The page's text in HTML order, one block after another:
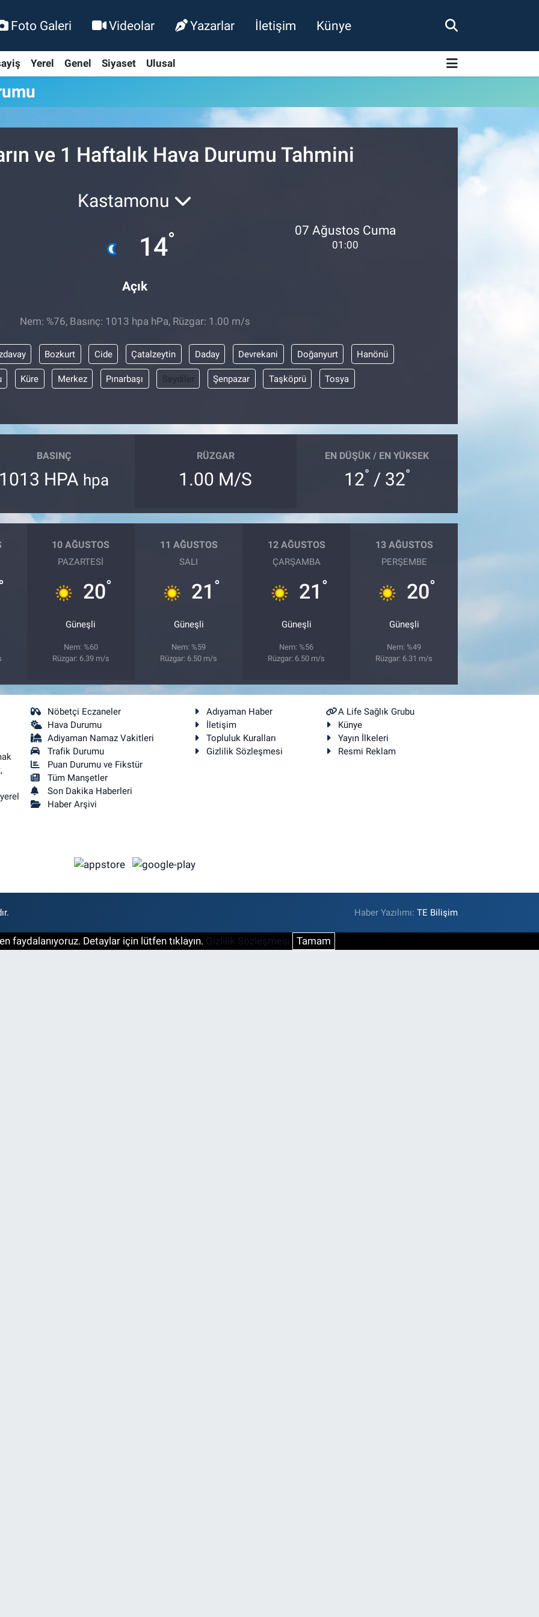
Foto Galeri Videolar Yazarlar İletişim Künye
Yerel Genel Siyaset Ulusal
ve 1 Haftalık Hava Durumu Tahmini
Kastamonu
14°
Açık
07 Ağustos Cuma
01:00
Nem: %76, Basınç: 1013 hpa hPa, Rüzgar: 1.00 m/s
Bozkurt Cide Çatalzeytin Daday Devrekani Doğanyurt Hanönü
Küre Merkez Pınarbaşı Seydiler Şenpazar Taşköprü Tosya
BASINÇ
HPA hpa
RÜZGAR
1.00 M/S
EN DÜŞÜK / EN YÜKSEK
12° / 32°
10 AĞUSTOS
PAZARTESI
20°
Güneşli
Nem: %60
Rüzgar: 6.39 m/s
11 AĞUSTOS
SALI
21 °
Güneşli
Nem: %59
Rüzgar: 6.50 m/s
12 AĞUSTOS
ÇARŞAMBA
21 °
Güneşli
Nem: %56
Rüzgar: 6.50 m/s
13 AĞUSTOS
PERŞEMBE
20°
Güneşli
Nem: %49
Rüzgar: 6.31 m/s
Nöbetçi Eczaneler
Hava Durumu
Adiyaman Namaz Vakitleri
Trafik Durumu
Puan Durumu ve Fikstür
Tüm Manşetler
Son Dakika Haberleri
Haber Arşivi
Adıyaman Haber
A Life Sağlık Grubu
İletişim
Künye
Topluluk Kuralları
Yayın İlkeleri
Gizlilik Sözleşmesi
Resmi Reklam
Haber Yazılımı:TE Bilişim
faydalanıyoruz. Detaylar için lütfen tıklayın. Gizlilik Sözleşmesi Tamam